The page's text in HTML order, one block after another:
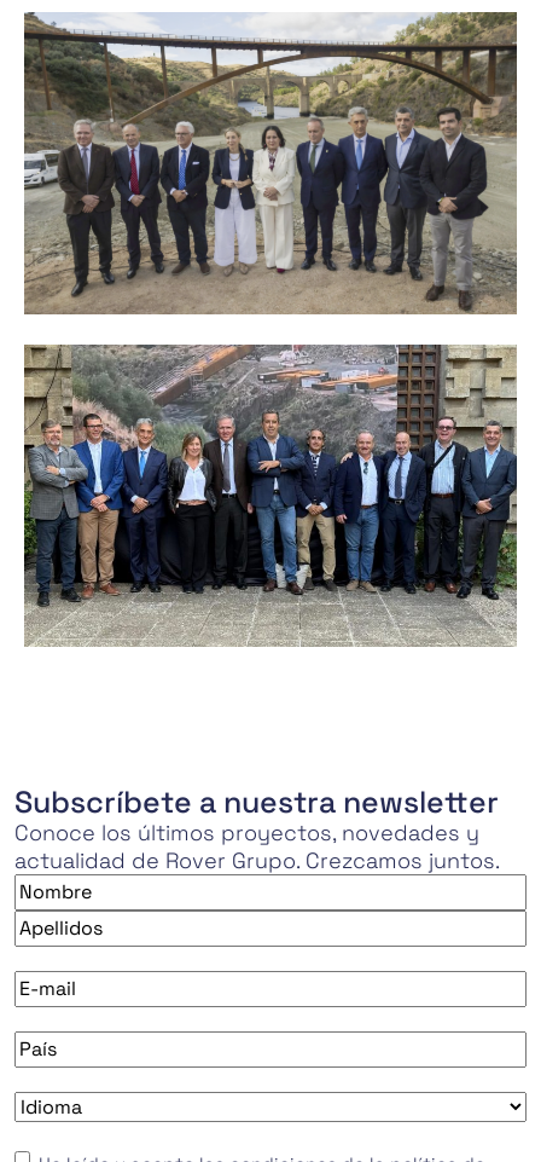
Subscríbete a nuestra newsletter
Conoce los últimos proyectos, novedades y
actualidad de Rover Grupo. Crezcamos juntos.
Nombre
Nombre
E-
mail*
País*
Idioma*